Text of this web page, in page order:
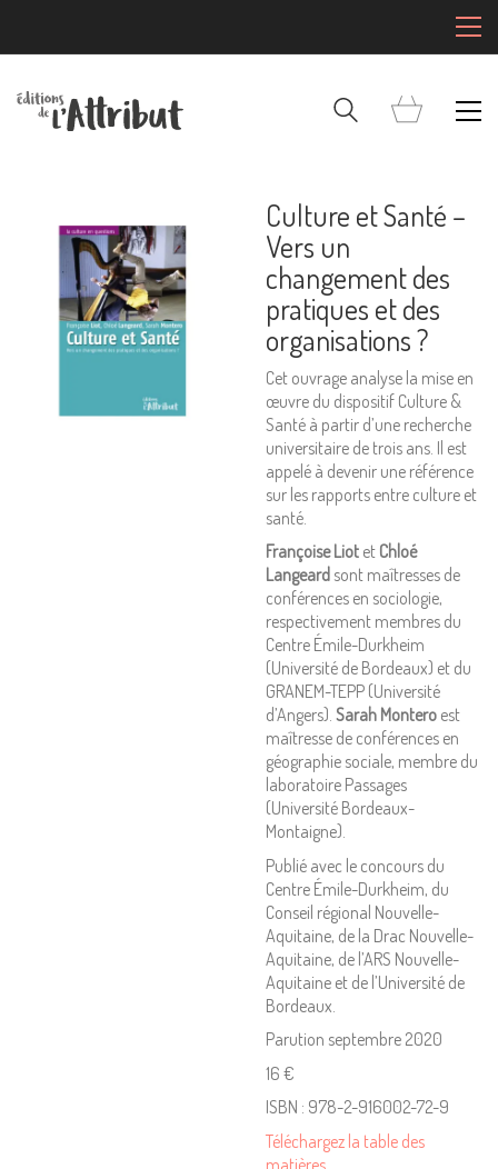
Culture et Santé –
Vers un
changement des
pratiques et des
organisations ?
Cet ouvrage analyse la mise en
œuvre du dispositif Culture &
Santé à partir d’une recherche
universitaire de trois ans. Il est
appelé à devenir une référence
sur les rapports entre culture et
santé.
Françoise Liot et Chloé
Langeard sont maîtresses de
conférences en sociologie,
respectivement membres du
Centre Émile-Durkheim
(Université de Bordeaux) et du
GRANEM-TEPP (Université
d’Angers). Sarah Montero est
maîtresse de conférences en
géographie sociale, membre du
laboratoire Passages
(Université Bordeaux-
Montaigne).
Publié avec le concours du
Centre Émile-Durkheim, du
Conseil régional Nouvelle-
Aquitaine, de la Drac Nouvelle-
Aquitaine, de l’ARS Nouvelle-
Aquitaine et de l’Université de
Bordeaux.
Parution septembre 2020
16 €
ISBN : 978-2-916002-72-9
Téléchargez la table des
matières